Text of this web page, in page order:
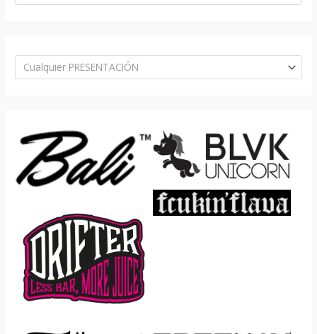
Cualquier PRESENTACIÓN